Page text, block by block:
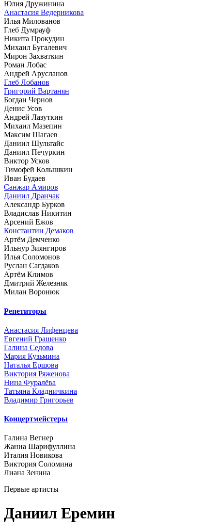
Юлия Дружинина
Анастасия Ведерникова
Илья Милованов
Глеб Думрауф
Никита Прокудин
Михаил Бугалевич
Мирон Захваткин
Роман Лобас
Андрей Арусланов
Глеб Лобанов
Григорий Вартанян
Богдан Чернов
Денис Усов
Андрей Лазуткин
Михаил Мазепин
Максим Шагаев
Даниил Шультайс
Даниил Печуркин
Виктор Усков
Тимофей Колышкин
Иван Будаев
Санжар Амиров
Даниил Дранчак
Александр Бурков
Владислав Никитин
Арсений Ежов
Константин Демаков
Артём Демченко
Ильнур Зиянгиров
Илья Соломонов
Руслан Сагдаков
Артём Климов
Дмитрий Железняк
Милан Воронюк
Репетиторы
Анастасия Лифенцева
Евгений Гращенко
Галина Седова
Мария Кузьмина
Наталья Ершова
Виктория Ряженова
Нина Фуралёва
Татьяна Кладничкина
Владимир Григорьев
Концертмейстеры
Галина Вегнер
Жанна Шарифуллина
Италия Новикова
Виктория Соломина
Лиана Зенина
Первые артисты
Даниил Еремин